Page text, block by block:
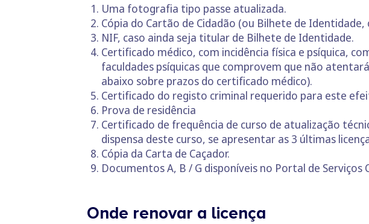
Uma fotografia tipo passe atualizada.
Cópia do Cartão de Cidadão (ou Bilhete de Identidade,
NIF, caso ainda seja titular de Bilhete de Identidade.
Certificado médico, com incidência física e psíquica,
faculdades psíquicas que comprovem que não
abaixo sobre prazos do certificado médico).
Certificado do registo criminal requerido para este
Prova de residência
Certificado de frequência de curso de atualização
dispensa deste curso, se apresentar as 3 últimas
Cópia da Carta de Caçador.
Documentos A, B / G disponíveis no Portal de Serviços
Onde renovar a licença